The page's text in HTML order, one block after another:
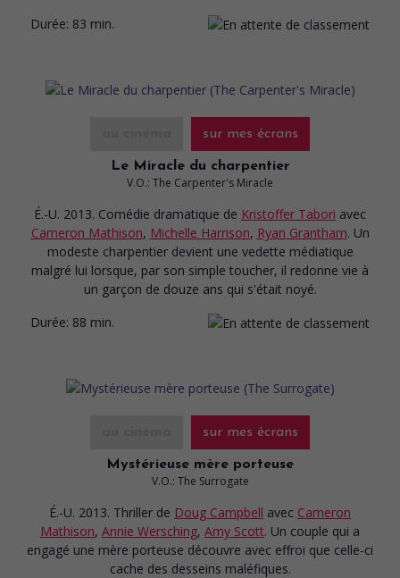
Durée: 83 min.
sur mes écrans
Le Miracle du charpentier
V.O.: The Carpenter's Miracle
É.-U. 2013. Comédie dramatique de Kristoffer Tabori avec
Cameron Mathison, Michelle Harrison, Ryan Grantham. Un
modeste charpentier devient une vedette médiatique
malgré lui lorsque, par son simple toucher, il redonne vie à
un garçon de douze ans qui s'était noyé.
Durée: 88 min.
sur mes écrans
Mystérieuse mère porteuse
V.O.: The Surrogate
É.-U. 2013. Thriller de Doug Campbell avec Cameron
Mathison, Annie Wersching, Amy Scott. Un couple qui a
engagé une mère porteuse découvre avec effroi que celle-ci
cache des desseins maléfiques.